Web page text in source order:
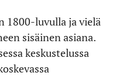
1800-luvulla ja vielä
sisäinen asiana.
keskustelussa